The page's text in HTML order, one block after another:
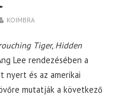
KOIMBRA
Tiger, Hidden
Lee rendezésében a
nyert és az amerikai
mutatják a következő